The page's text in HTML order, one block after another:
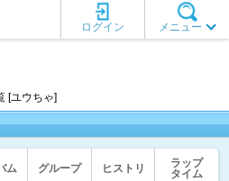
メニュー
ログイン
[ユウちゃ]
ム グループ ヒストリ
ラップ
タイム